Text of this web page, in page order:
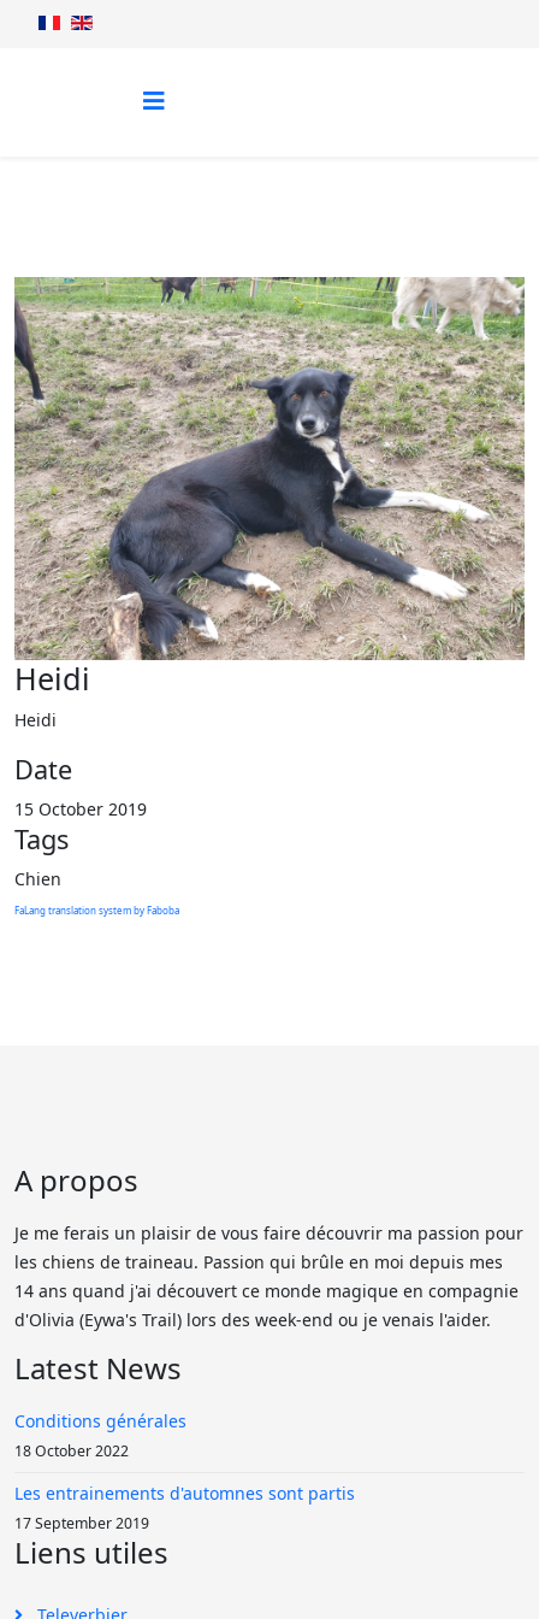
Heidi
Heidi
Date
15 October 2019
Tags
Chien
FaLang translation system by Faboba
A propos
Je me ferais un plaisir de vous faire découvrir ma passion pour
les chiens de traineau. Passion qui brûle en moi depuis mes
14 ans quand j'ai découvert ce monde magique en compagnie
d'Olivia (Eywa's Trail) lors des week-end ou je venais l'aider.
Latest News
Conditions générales
18 October 2022
Les entrainements d'automnes sont partis
17 September 2019
Liens utiles